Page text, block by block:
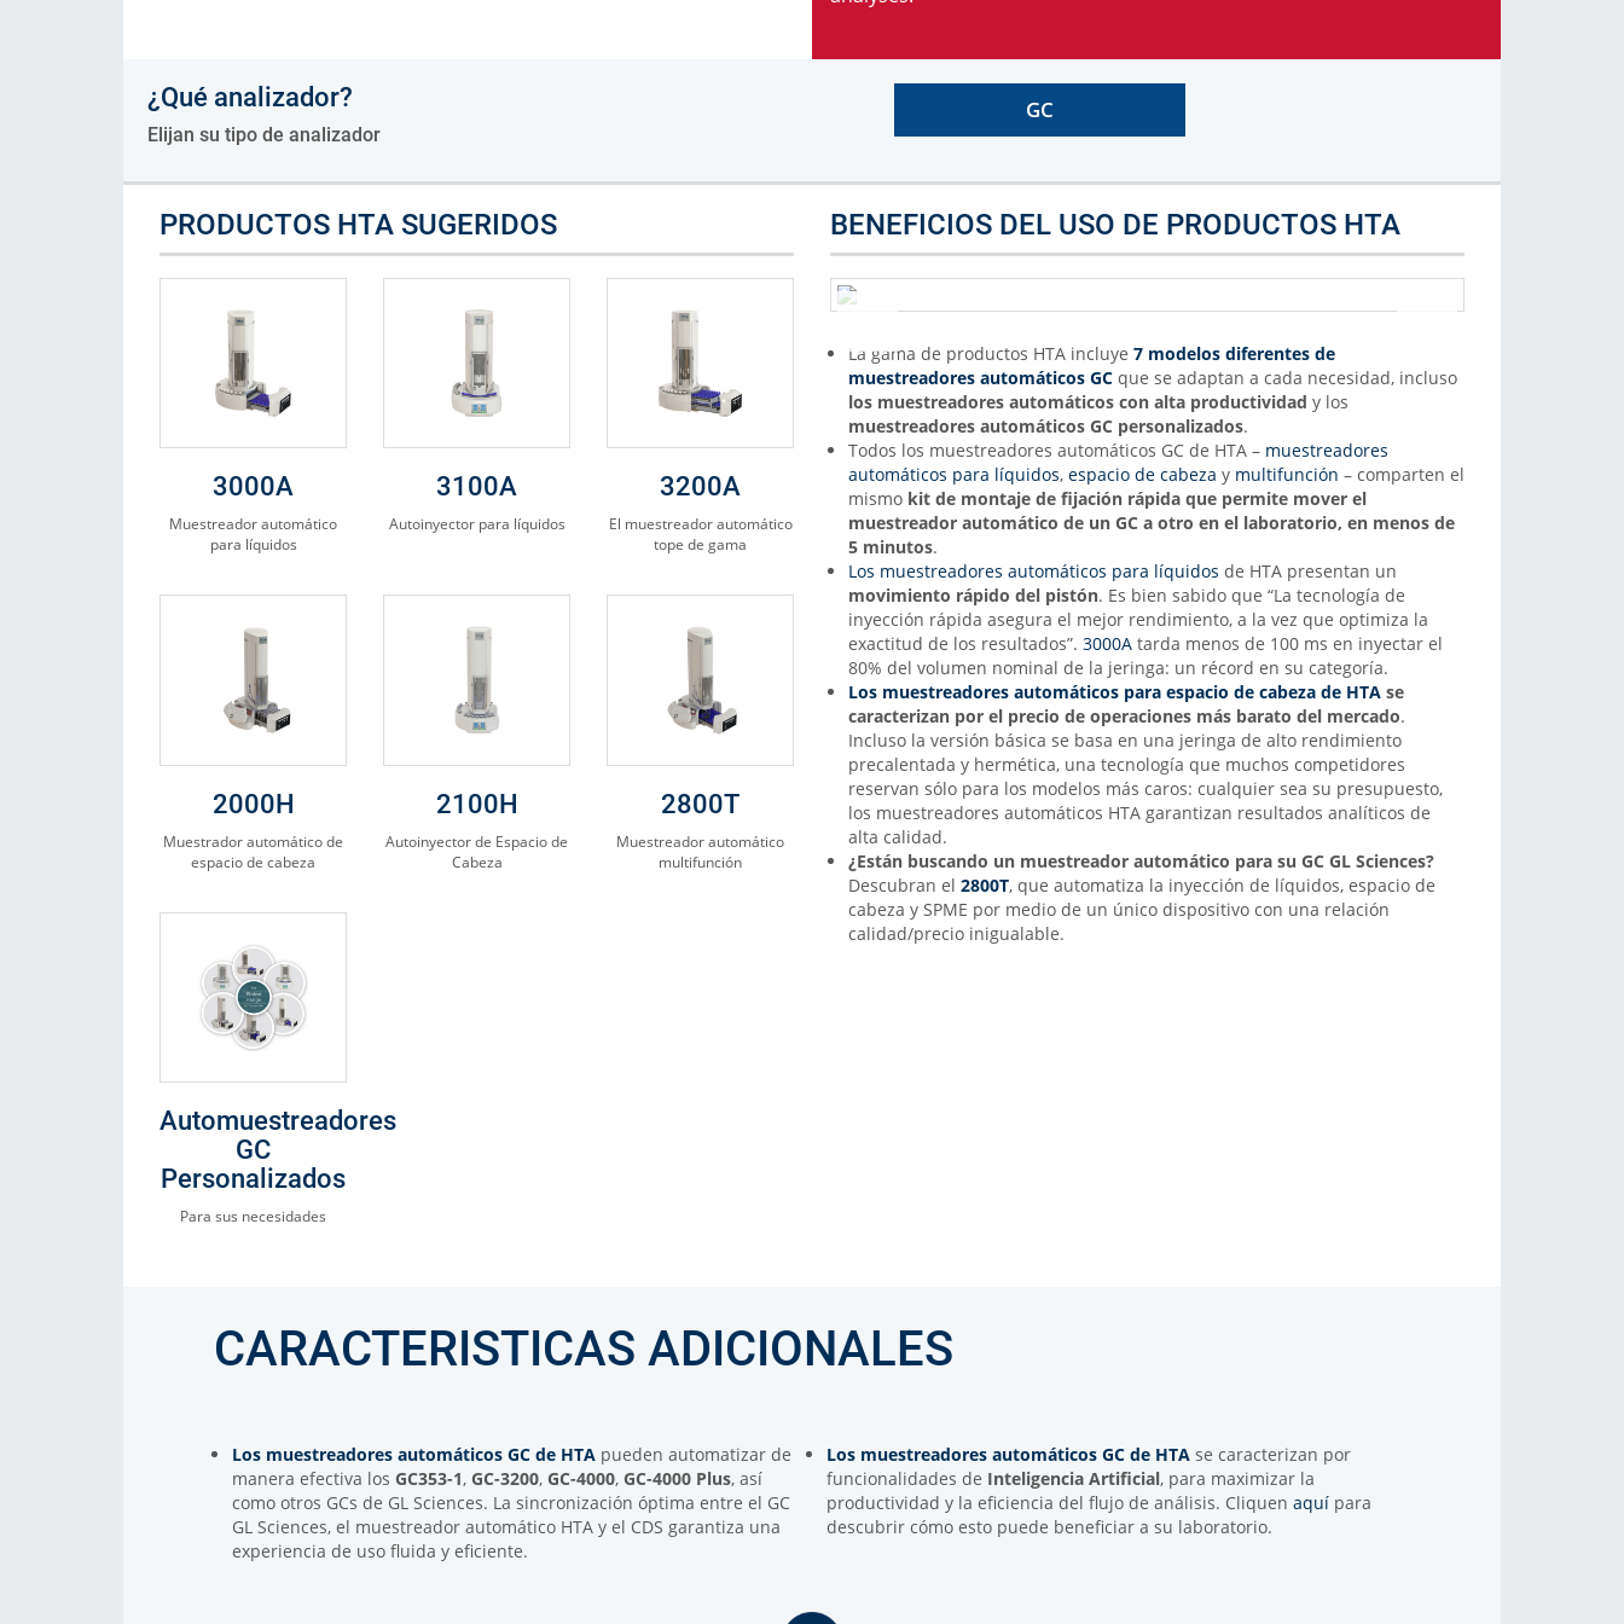
Soluciones
¿Qué analizador?
Elijan su tipo de analizador
GC
PRODUCTOS HTA SUGERIDOS
3000A
Muestreador automático
para líquidos
3100A
Autoinyector para líquidos
3200A
El muestreador automático
tope de gama
2000H
Muestrador automático de
espacio de cabeza
2100H
Autoinyector de Espacio de
Cabeza
2800T
Muestreador automático
multifunción
Automuestreadores
GC
Personalizados
Para sus necesidades
BENEFICIOS DEL USO DE PRODUCTOS HTA
La gama de productos HTA incluye 7 modelos diferentes de
muestreadores automáticos GC que se adaptan a cada necesidad, incluso
los muestreadores automáticos con alta productividad y los
muestreadores automáticos GC personalizados.
Todos los muestreadores automáticos GC de HTA – muestreadores
automáticos para líquidos, espacio de cabeza y multifunción – comparten el
mismo kit de montaje de fijación rápida que permite mover el
muestreador automático de un GC a otro en el laboratorio, en menos de
5 minutos.
Los muestreadores automáticos para líquidos de HTA presentan un
movimiento rápido del pistón. Es bien sabido que “La tecnología de
inyección rápida asegura el mejor rendimiento, a la vez que optimiza la
exactitud de los resultados”. 3000A tarda menos de 100 ms en inyectar el
80% del volumen nominal de la jeringa: un récord en su categoría.
Los muestreadores automáticos para espacio de cabeza de HTA se
caracterizan por el precio de operaciones más barato del mercado.
Incluso la versión básica se basa en una jeringa de alto rendimiento
precalentada y hermética, una tecnología que muchos competidores
reservan sólo para los modelos más caros: cualquier sea su presupuesto,
los muestreadores automáticos HTA garantizan resultados analíticos de
alta calidad.
¿Están buscando un muestreador automático para su GC GL Sciences?
Descubran el 2800T, que automatiza la inyección de líquidos, espacio de
cabeza y SPME por medio de un único dispositivo con una relación
calidad/precio inigualable.
CARACTERISTICAS ADICIONALES
Los muestreadores automáticos GC de HTA pueden automatizar de
manera efectiva los GC353-1, GC-3200, GC-4000, GC-4000 Plus, así
como otros GCs de GL Sciences. La sincronización óptima entre el GC
GL Sciences, el muestreador automático HTA y el CDS garantiza una
experiencia de uso fluida y eficiente.
Los muestreadores automáticos GC de HTAse caracterizan por
funcionalidades de Inteligencia Artificial, para maximizar la
productividad y la eficiencia del flujo de análisis. Cliquen aquípara
descubrir cómo esto puede beneficiar a su laboratorio.